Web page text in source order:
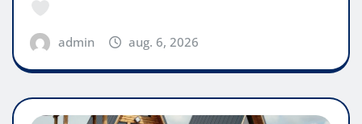
admin aug. 6, 2026